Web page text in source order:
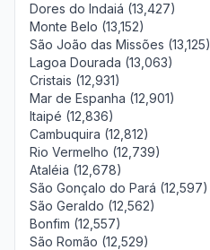
Dores do Indaiá (13,427)
Monte Belo (13,152)
São João das Missões (13,125)
Lagoa Dourada (13,063)
Cristais (12,931)
Mar de Espanha (12,901)
Itaipé (12,836)
Cambuquira (12,812)
Rio Vermelho (12,739)
Ataléia (12,678)
São Gonçalo do Pará (12,597)
São Geraldo (12,562)
Bonfim (12,557)
São Romão (12,529)